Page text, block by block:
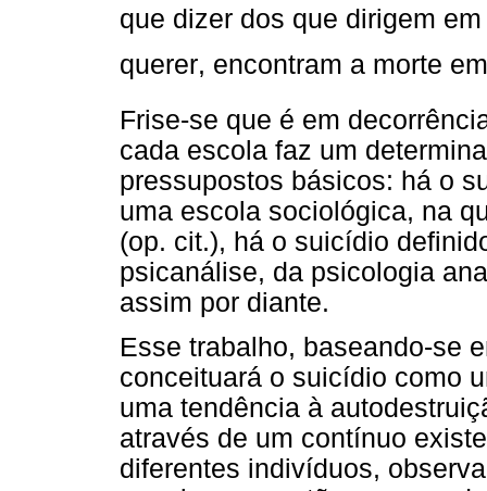
que dizer dos que dirigem
querer, encontram a morte
Frise-se que é em
cada escola faz um
pressupostos básicos: há o
uma escola sociológica, na
(op. cit.), há o suicídio
psicanálise, da psicologia
assim por diante.
Esse trabalho, baseando-se
conceituará o suicídio como
uma tendência à
através de um contínuo
diferentes indivíduos,